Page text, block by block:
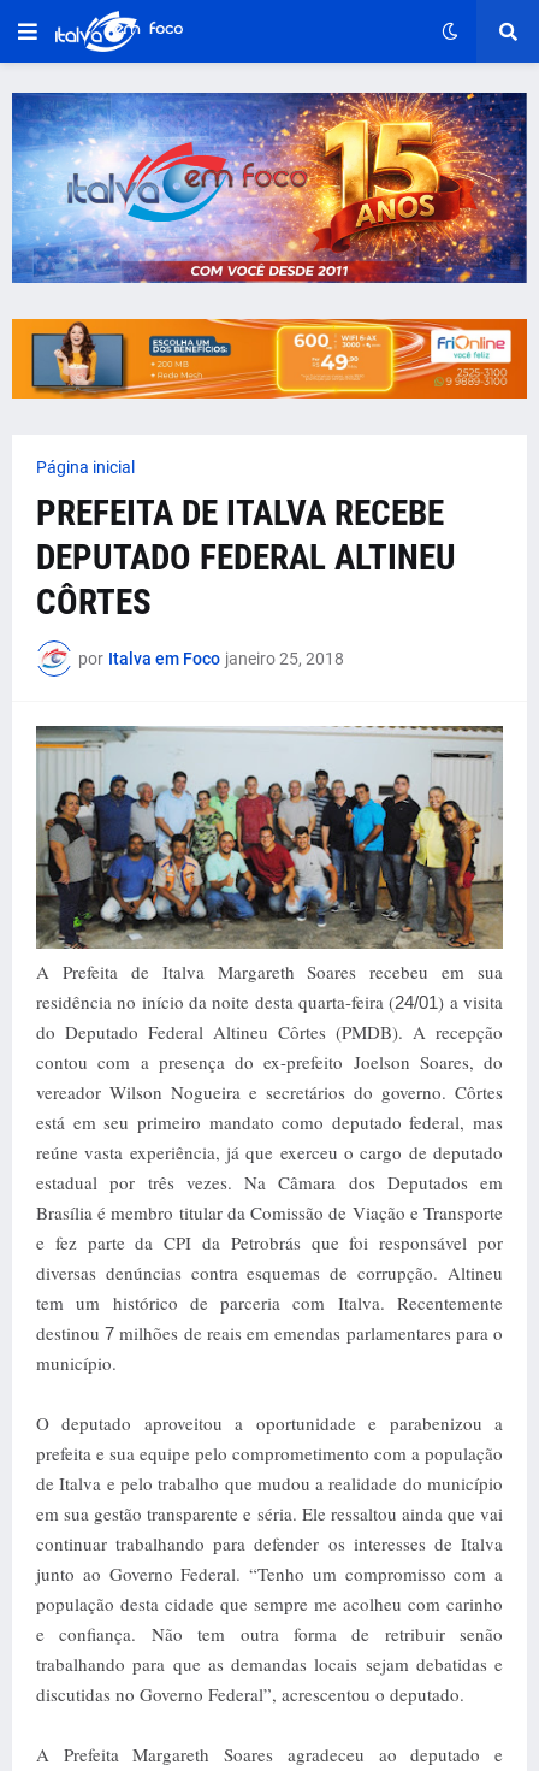
Página inicial
PREFEITA DE ITALVA RECEBE
DEPUTADO FEDERAL ALTINEU
CÔRTES
por Italva em Foco janeiro 25, 2018
A Prefeita de Italva Margareth Soares recebeu em sua
residência no início da noite desta quarta-feira (24/01) a visita
do Deputado Federal Altineu Côrtes (PMDB). A recepção
contou com a presença do ex-prefeito Joelson Soares, do
vereador Wilson Nogueira e secretários do governo. Côrtes
está em seu primeiro mandato como deputado federal, mas
reúne vasta experiência, já que exerceu o cargo de deputado
estadual por três vezes. Na Câmara dos Deputados em
Brasília é membro titular da Comissão de Viação e Transporte
e fez parte da CPI da Petrobrás que foi responsável por
diversas denúncias contra esquemas de corrupção. Altineu
tem um histórico de parceria com Italva. Recentemente
destinou7 milhões de reais em emendas parlamentares para o
município.
O deputado aproveitou a oportunidade e parabenizou a
prefeita e sua equipe pelo comprometimento com a população
de Italva e pelo trabalho que mudou a realidade do município
em sua gestão transparente e séria. Ele ressaltou ainda que vai
continuar trabalhando para defender os interesses de Italva
junto ao Governo Federal. “Tenho um compromisso com a
população desta cidade que sempre me acolheu com carinho
e confiança. Não tem outra forma de retribuir senão
trabalhando para que as demandas locais sejam debatidas e
discutidas no Governo Federal”, acrescentou o deputado.
A Prefeita Margareth Soares agradeceu ao deputado e